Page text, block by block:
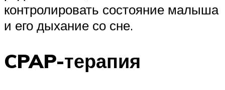
контролировать состояние малыша
и его дыхание со сне.
CPAP-терапия